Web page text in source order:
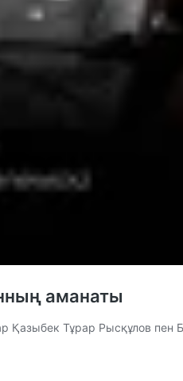
аманаты
Қазыбек Тұрар Рысқұлов